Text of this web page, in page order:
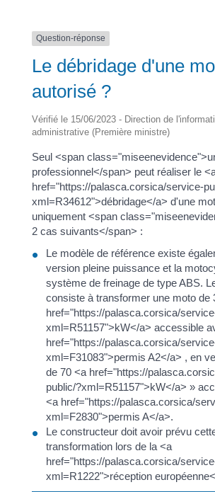
Question-réponse
Le débridage d'une
autorisé ?
Vérifié le 15/06/2023 - Direction de
administrative (Première ministre)
Seul <span
professionnel</span> peut réaliser le
href="https://palasca.corsica/service-
xml=R34612">débridage</a> d'une
uniquement <span
2 cas suivants</span> :
Le modèle de référence existe
version pleine puissance et la
système de freinage de type ABS.
consiste à transformer une moto de
href="https://palasca.corsica/
xml=R51157">kW</a> accessible
href="https://palasca.corsica/
xml=F31083">permis A2</a> , en
de 70 <a href="https://
public/?xml=R51157">kW</a> »
<a href="https://palasca.corsica/
xml=F2830">permis A</a>.
Le constructeur doit avoir prévu
transformation lors de la <a
href="https://palasca.corsica/
xml=R1222">réception